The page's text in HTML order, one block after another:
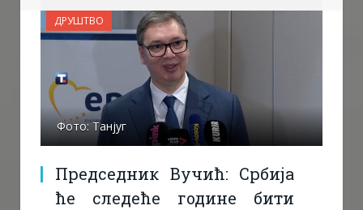
Фото: Танјуг
Председник Вучић: Србија
ће следеће године бити
ДРУШТВО